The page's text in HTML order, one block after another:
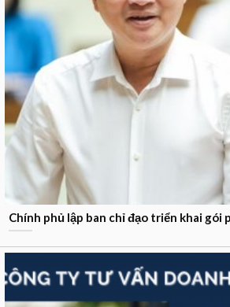
Chính phủ lập ban chỉ đạo triển khai gói